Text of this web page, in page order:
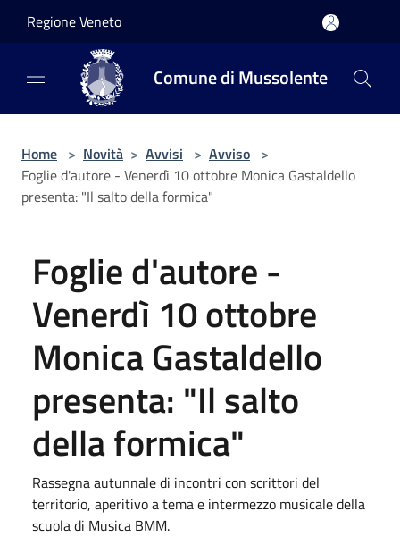
Regione Veneto
Comune di Mussolente
Home > Novità > Avvisi > Avviso >
Foglie d'autore - Venerdì 10 ottobre Monica Gastaldello
presenta: "Il salto della formica"
Foglie d'autore -
Venerdì 10 ottobre
Monica Gastaldello
presenta: "Il salto
della formica"
Rassegna autunnale di incontri con scrittori del
territorio, aperitivo a tema e intermezzo musicale della
scuola di Musica BMM.